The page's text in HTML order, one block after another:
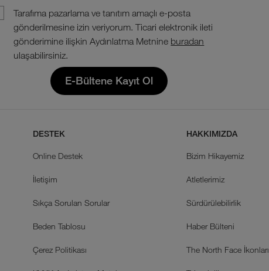
Tarafıma pazarlama ve tanıtım amaçlı e-posta
gönderilmesine izin veriyorum. Ticari elektronik ileti
gönderimine ilişkin Aydınlatma Metnine buradan
ulaşabilirsiniz.
E-Bültene Kayıt Ol
DESTEK
Online Destek
İletişim
Sıkça Sorulan Sorular
Beden Tablosu
Çerez Politikası
HAKKIMIZDA
Bizim Hikayemiz
Atletlerimiz
Sürdürülebilirlik
Haber Bülteni
The North Face İkonları